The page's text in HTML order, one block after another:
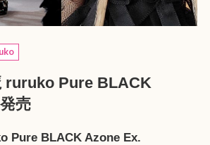
ruruko Pure BLACK
売
Pure BLACK Azone Ex.